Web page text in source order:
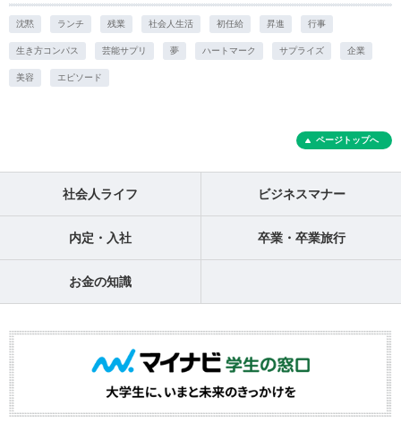
沈黙 ランチ 残業 社会人生活 初任給 昇進 行事
生き方コンパス 芸能サプリ 夢 ハートマーク サプライズ 企業
美容 エピソード
ページトップへ
社会人ライフ ビジネスマナー
内定・入社 卒業・卒業旅行
お金の知識